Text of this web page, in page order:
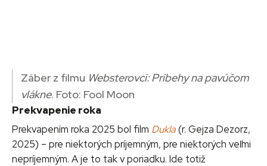
Záber z filmu Websterovci: Príbehy na pavúčom
vlákne. Foto: Fool Moon
Prekvapenie roka
Prekvapením roka 2025 bol film Dukla(r. Gejza Dezorz,
2025) – pre niektorých príjemným, pre niektorých veľmi
nepríjemným. A je to tak v poriadku. Ide totiž